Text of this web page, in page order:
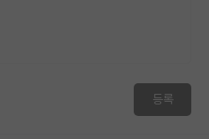
등록